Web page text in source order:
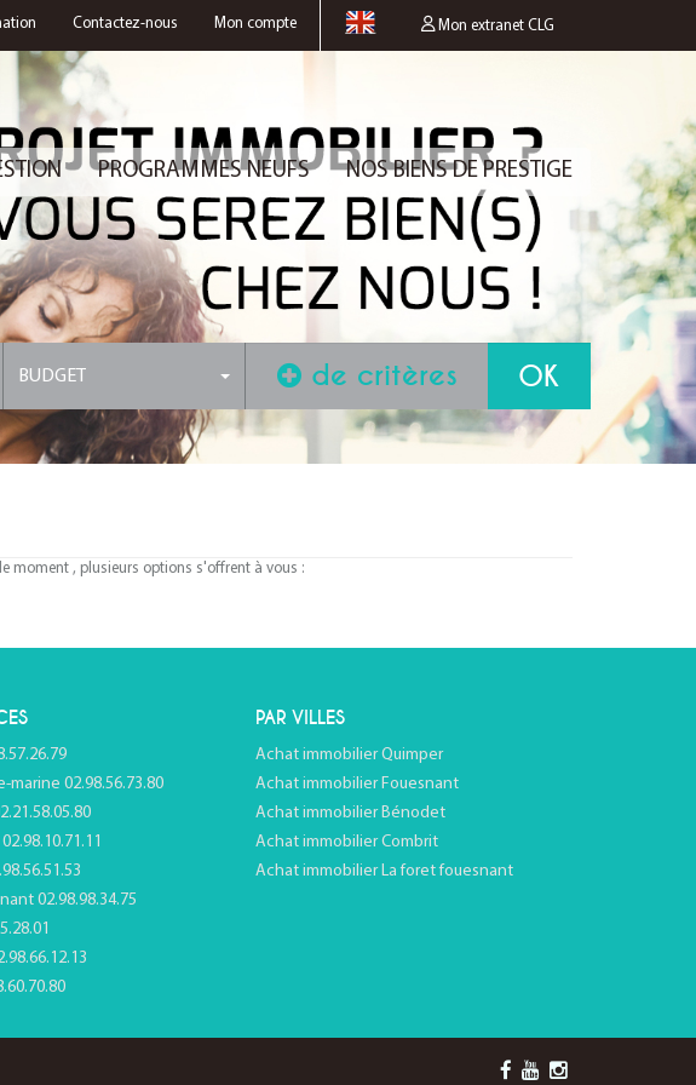
Mon extranet CLG
Contactez-nous Mon compte
PROGRAMMES NEUFS NOS BIENS DE PRESTIGE
BUDGET de critères
moment , plusieurs options s'offrent à vous :
marine 02.98.56.73.80
02.98.98.34.75
PAR VILLES
Achat immobilier Quimper
Achat immobilier Fouesnant
Achat immobilier Bénodet
Achat immobilier Combrit
Achat immobilier La foret fouesnant